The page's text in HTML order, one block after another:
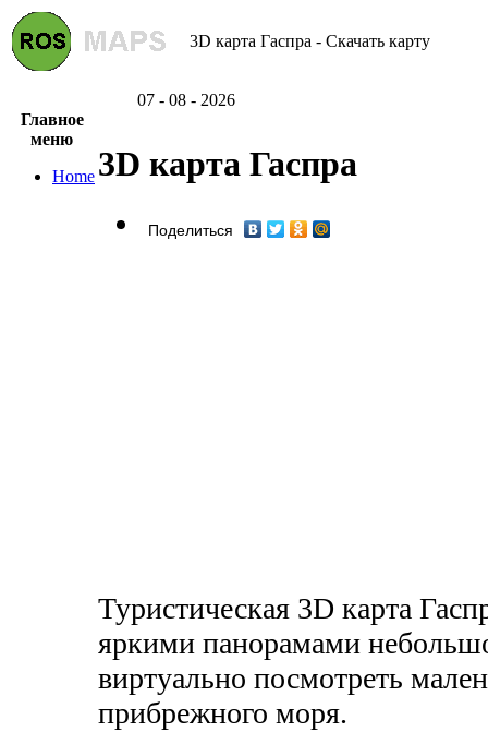
3D карта Гаспра - Скачать карту
07 - 08 - 2026
Главное
меню
Home 3D карта Гаспра
Поделиться
Туристическая 3D карта
яркими панорамами
виртуально посмотреть
прибрежного моря.